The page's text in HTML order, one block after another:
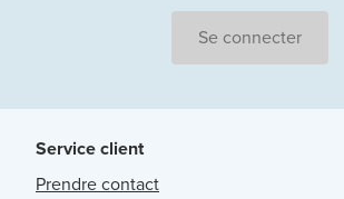
Se connecter
Service client
Prendre contact